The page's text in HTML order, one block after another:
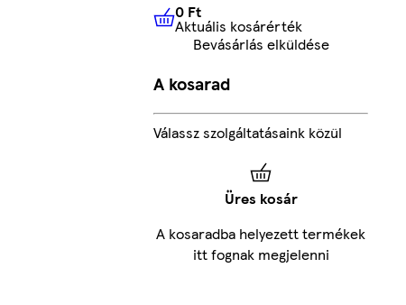
0 FtAktuális kosárérték
0 Ft
Aktuális kosárérték
Bevásárlás elküldése
A kosarad
Válassz szolgáltatásaink közül
Üres kosár
A kosaradba helyezett termékek
itt fognak megjelenni